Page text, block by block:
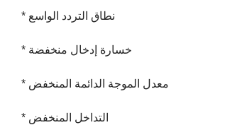
* نطاق التردد الواسع
* خسارة إدخال منخفضة
* معدل الموجة الدائمة المنخفض
* التداخل المنخفض